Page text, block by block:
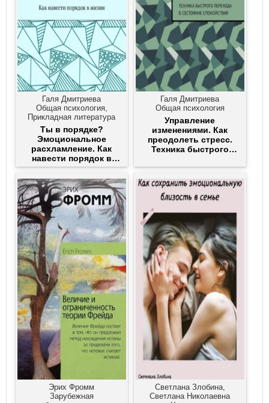
Галя Дмитриева
Общая психология,
Прикладная литература
Ты в порядке?
Эмоциональное
расхламление. Как
навести порядок в
жизни
Галя Дмитриева
Общая психология
Управление
изменениями. Как
преодолеть стресс.
Техника быстрого
спокойствия
Эрих Фромм
Зарубежная
Светлана Злобина,
Светлана Николаевна